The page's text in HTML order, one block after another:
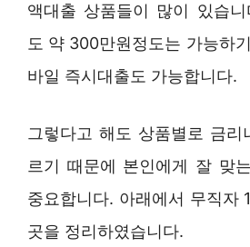
액대출 상품들이 많이 있습
도 약 300만원정도는 가능하
바일 즉시대출도 가능합니다.
그렇다고 해도 상품별로 금
르기 때문에 본인에게 잘 맞
중요합니다. 아래에서 무직자
곳을 정리하였습니다.